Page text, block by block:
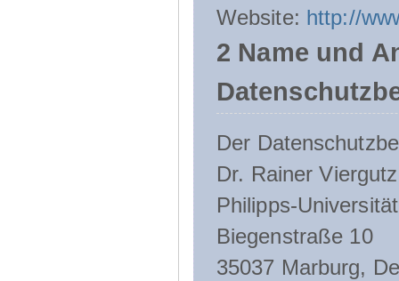
Website: http://
2 Name und
Der
Dr. Rainer Viergutz
Philipps-
Biegenstraße 10
35037 Marburg,